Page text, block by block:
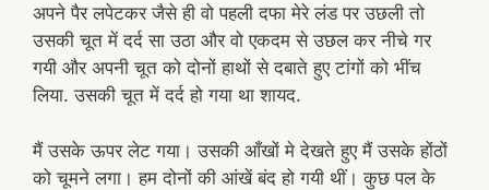
अपने पैर लपेटकर जैसे ही वो पहली दफा मेरे लंड पर उछली तो
उसकी चूत में दर्द सा उठा और वो एकदम से उछल कर नीचे गर
गयी और अपनी चूत को दोनों हाथों से दबाते हुए टांगों को भींच
लिया. उसकी चूत में दर्द हो गया था शायद.
मैं उसके ऊपर लेट गया। उसकी आँखों मे देखते हुए मैं उसके होंठों
को चूमने लगा। हम दोनों की आंखें बंद हो गयी थीं। कुछ पल के